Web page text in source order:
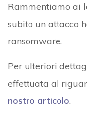
Rammentiamo ai
subito un attacco
ransomware.
Per ulteriori
effettuata al
nostro articolo.